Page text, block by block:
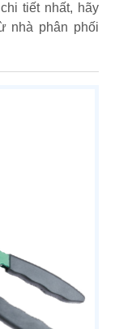
tiết nhất, hãy
nhà phân phối